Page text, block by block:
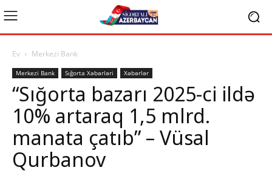
Ev Merkezi Bank
Merkezi Bank Sığorta Xəbərləri Xəbərlər
“Sığorta bazarı 2025-ci ildə
10% artaraq 1,5 mlrd.
manata çatıb” – Vüsal
Qurbanov